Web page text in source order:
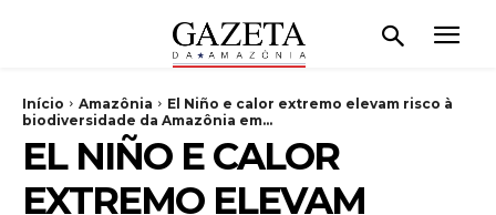
Início Amazônia
El Niño e calor extremo elevam risco à
biodiversidade da Amazônia em...
EL NIÑO E CALOR
EXTREMO ELEVAM